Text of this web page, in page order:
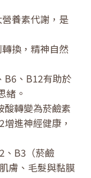
養素代謝，是
換，精神自然
B6、B12有助於
緒。
酸轉變為菸鹼素
增進神經健康，
、B3（菸鹼
膚、毛髮與黏膜